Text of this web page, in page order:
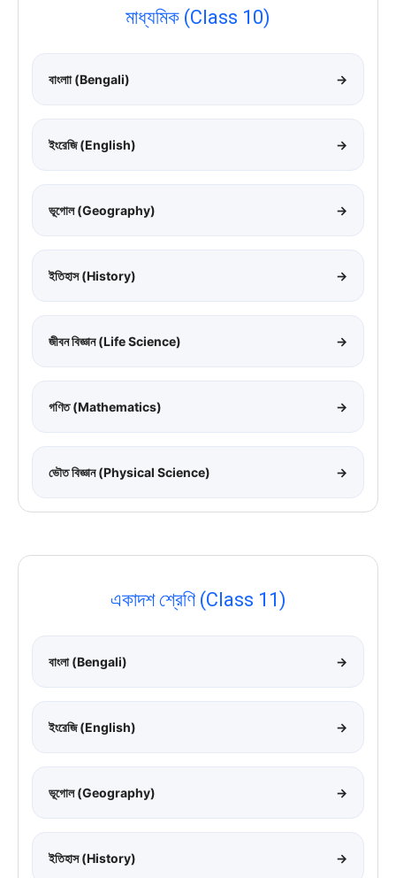
মাধ্যমিক (Class 10)
বাংলাা (Bengali) →
ইংরেজি (English) →
ভূগোল (Geography) →
ইতিহাস (History) →
জীবন বিজ্ঞান (Life Science) →
গণিত (Mathematics) →
ভৌত বিজ্ঞান (Physical Science) →
একাদশ শ্রেণি (Class 11)
বাংলা (Bengali) →
ইংরেজি (English) →
ভূগোল (Geography) →
ইতিহাস (History) →